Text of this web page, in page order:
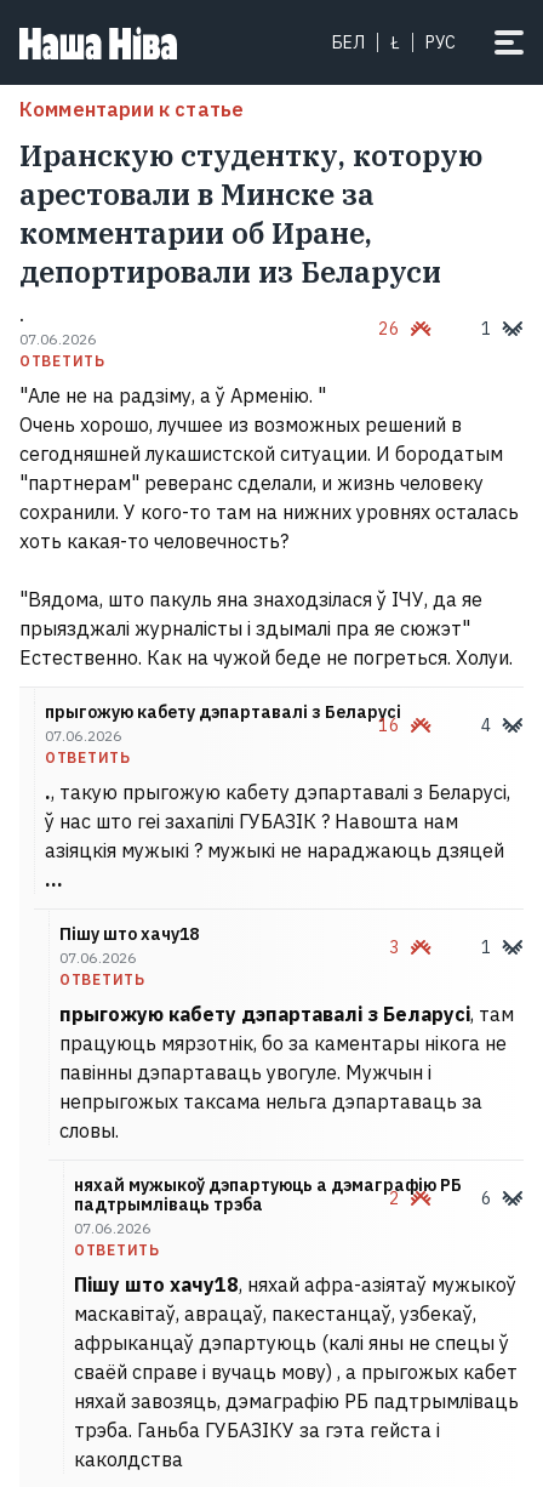
БЕЛ Ł РУС
Комментарии к статье
Иранскую студентку, которую
арестовали в Минске за
комментарии об Иране,
депортировали из Беларуси
.
07.06.2026
ОТВЕТИТЬ
26 1
"Але не на радзіму, а ў Арменію. "
Очень хорошо, лучшее из возможных решений в
сегодняшней лукашистской ситуации. И бородатым
"партнерам" реверанс сделали, и жизнь человеку
сохранили. У кого-то там на нижних уровнях осталась
хоть какая-то человечность?
"Вядома, што пакуль яна знаходзілася ў ІЧУ, да яе
прыязджалі журналісты і здымалі пра яе сюжэт"
Естественно. Как на чужой беде не погреться. Холуи.
прыгожую кабету дэпартавалі з Беларусі
07.06.2026
ОТВЕТИТЬ
16 4
., такую прыгожую кабету дэпартавалі з Беларусі,
ў нас што геі захапілі ГУБАЗІК ? Навошта нам
азіяцкія мужыкі ? мужыкі не нараджаюць дзяцей
...
Пішу што хачу18
07.06.2026
ОТВЕТИТЬ
3 1
прыгожую кабету дэпартавалі з Беларусі, там
працуюць мярзотнік, бо за каментары нікога не
павінны дэпартаваць увогуле. Мужчын і
непрыгожых таксама нельга дэпартаваць за
словы.
няхай мужыкоў дэпартуюць a дэмаграфію РБ
падтрымліваць трэба
07.06.2026
ОТВЕТИТЬ
2 6
Пішу што хачу18, няхай афра-азіятаў мужыкоў
маскавітаў, аврацаў, пакестанцаў, узбекаў,
афрыканцаў дэпартуюць (калі яны не спецы ў
сваёй справе і вучаць мову) , а прыгожых кабет
няхай завозяць, дэмаграфію РБ падтрымліваць
трэба. Ганьба ГУБАЗІКУ за гэта гейста і
каколдства